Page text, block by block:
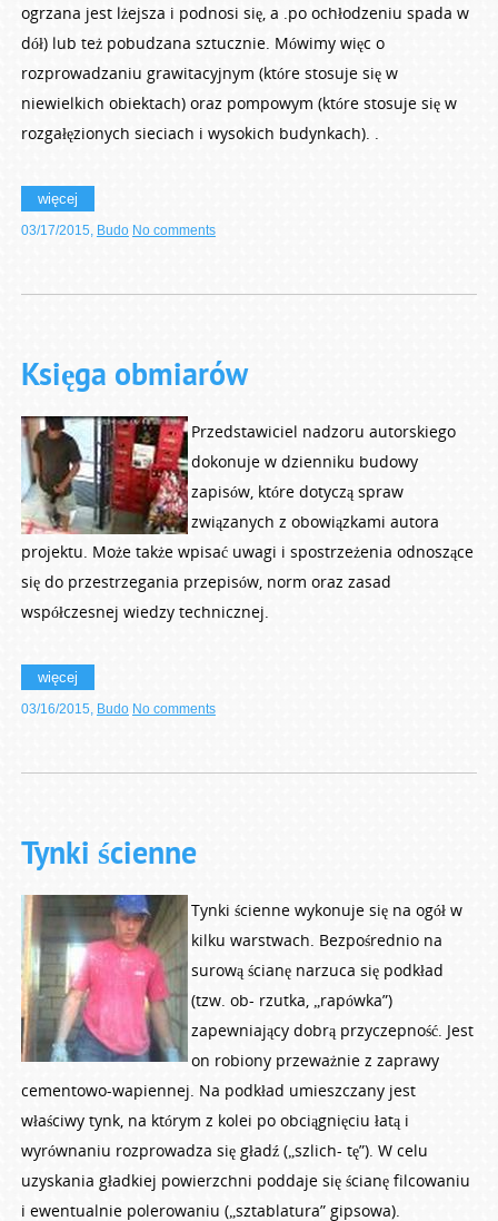
ogrzana jest lżejsza i podnosi się, a .po ochłodzeniu spada w
dół) lub też pobudzana sztucznie. Mówimy więc o
rozprowadzaniu grawitacyjnym (które stosuje się w
niewielkich obiektach) oraz pompowym (które stosuje się w
rozgałęzionych sieciach i wysokich budynkach). .
więcej
03/17/2015, Budo No comments
Księga obmiarów
Przedstawiciel nadzoru autorskiego
dokonuje w dzienniku budowy
zapisów, które dotyczą spraw
związanych z obowiązkami autora
projektu. Może także wpisać uwagi i spostrzeżenia odnoszące
się do przestrzegania przepisów, norm oraz zasad
współczesnej wiedzy technicznej.
więcej
03/16/2015, Budo No comments
Tynki ścienne
Tynki ścienne wykonuje się na ogół w
kilku warstwach. Bezpośrednio na
surową ścianę narzuca się podkład
(tzw. ob- rzutka, „rapówka”)
zapewniający dobrą przyczepność. Jest
on robiony przeważnie z zaprawy
cementowo-wapiennej. Na podkład umieszczany jest
właściwy tynk, na którym z kolei po obciągnięciu łatą i
wyrównaniu rozprowadza się gładź („szlich- tę”). W celu
uzyskania gładkiej powierzchni poddaje się ścianę filcowaniu
i ewentualnie polerowaniu („sztablatura” gipsowa).